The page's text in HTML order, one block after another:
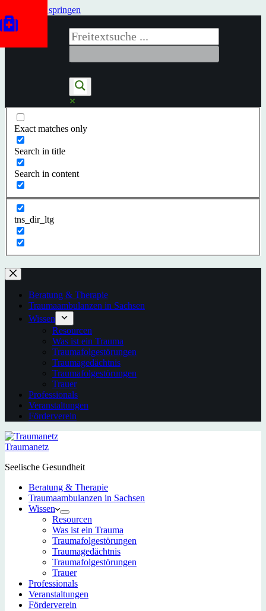
Zum Inhalt springen
Exact matches only
Search in title
Search in content
tns_dir_ltg
Beratung & Therapie
Traumaambulanzen in Sachsen
Wissen
Resourcen
Was ist ein Trauma
Traumafolgestörungen
Traumagedächtnis
Traumafolgestörungen
Trauer
Professionals
Veranstaltungen
Förderverein
Traumanetz
Seelische Gesundheit
Beratung & Therapie
Traumaambulanzen in Sachsen
Wissen
Resourcen
Was ist ein Trauma
Traumafolgestörungen
Traumagedächtnis
Traumafolgestörungen
Trauer
Professionals
Veranstaltungen
Förderverein